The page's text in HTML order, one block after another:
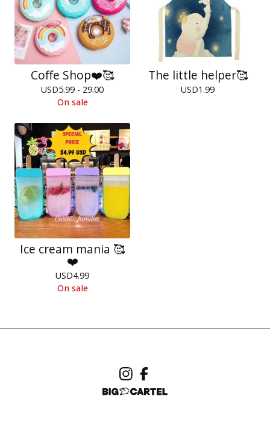
Coffe Shop❤️🥰
USD5.99 - 29.00
On sale
The little helper🥰
USD1.99
Ice cream mania 🥰
❤️
USD4.99
On sale